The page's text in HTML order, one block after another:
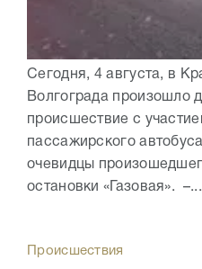
Сегодня, 4 августа, в
Волгограда произошло
происшествие с
пассажирского
очевидцы
остановки «Газовая». –...
Происшествия